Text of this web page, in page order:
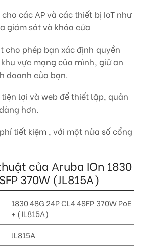
các AP và các thiết bị IoT như
giám sát và khóa cửa
cho phép bạn xác định quyền
vực mạng của mình, giữ an
doanh của bạn.
lợi và web để thiết lập, quản
hơn.
tiết kiệm , với một nửa số cổng
của Aruba IOn 1830
370W (JL815A)
1830 48G 24P CL4 4SFP 370W PoE
+ (JL815A)
JL815A